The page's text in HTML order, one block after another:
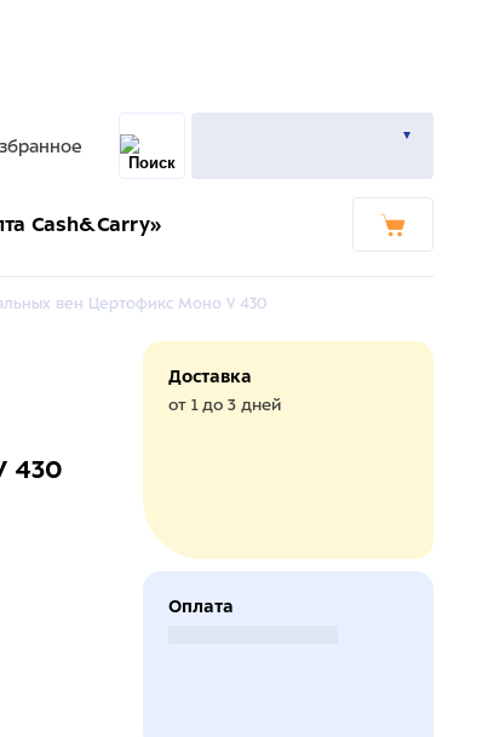
Cash&Carry»
вен Цертофикс Моно V 430
430
Доставка
от 1 до 3 дней
Оплата